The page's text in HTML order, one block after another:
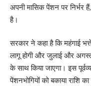
अपनी मासिक पेंशन पर निर्भर हैं,
है।
सरकार ने कहा है कि महंगाई
लागू होगी और जुलाई और
के साथ किया जाएगा। इस
पेंशनभोगियों को बकाया राशि